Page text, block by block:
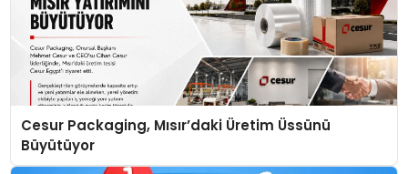
Cesur Packaging, Mısır’daki Üretim Üssünü
Büyütüyor